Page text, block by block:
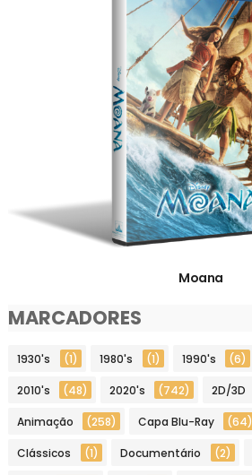
Moana
MARCADORES
1930's (1) 1980's (1) 1990's (6)
2010's (48) 2020's (742) 2D/3D
Animação (258) Capa Blu-Ray (64)
Clássicos (1) Documentário (2)